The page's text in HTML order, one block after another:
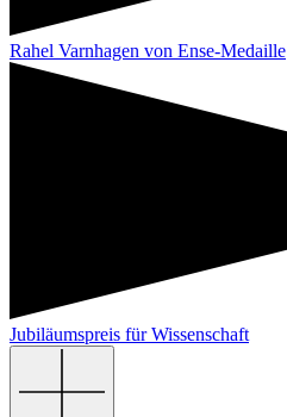
Rahel Varnhagen von Ense-Medaille
Jubiläumspreis für Wissenschaft